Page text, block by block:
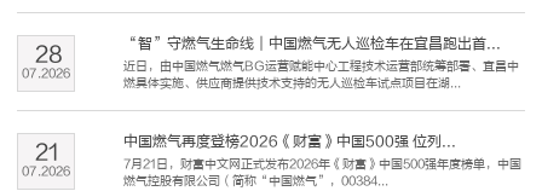
“智”守燃气生命线｜中国燃气无人巡检车在宜昌跑出首...
近日，由中国燃气燃气BG运营赋能中心工程技术运营部统筹部署、宜昌中
燃具体实施、供应商提供技术支持的无人巡检车试点项目在湖...
07.2026
28
中国燃气再度登榜2026《财富》中国500强 位列...
7月21日，财富中文网正式发布2026年《财富》中国500强年度榜单，中国
燃气控股有限公司（简称“中国燃气”，00384...
07.2026
21